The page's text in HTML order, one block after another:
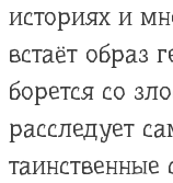
историях и
встаёт образ
борется со
расследует